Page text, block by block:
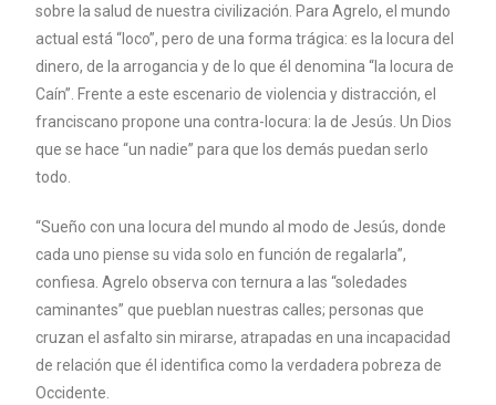
sobre la salud de nuestra civilización. Para Agrelo, el mundo
actual está “loco”, pero de una forma trágica: es la locura del
dinero, de la arrogancia y de lo que él denomina “la locura de
Caín”. Frente a este escenario de violencia y distracción, el
franciscano propone una contra-locura: la de Jesús. Un Dios
que se hace “un nadie” para que los demás puedan serlo
todo.
“Sueño con una locura del mundo al modo de Jesús, donde
cada uno piense su vida solo en función de regalarla”,
confiesa. Agrelo observa con ternura a las “soledades
caminantes” que pueblan nuestras calles; personas que
cruzan el asfalto sin mirarse, atrapadas en una incapacidad
de relación que él identifica como la verdadera pobreza de
Occidente.